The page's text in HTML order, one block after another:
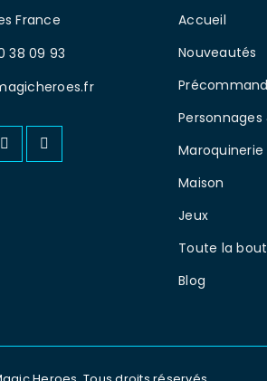
France
38 09 93
Accueil
Nouveautés
Personnages
Maroquinerie
Maison
Jeux
Toute la
Blog